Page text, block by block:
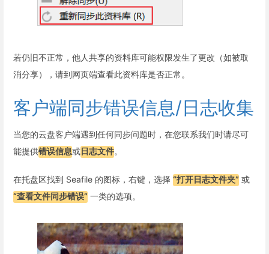
若仍旧不正常，他人共享的资料库可能权限发生了更改（如被取
消分享），请到网页端查看此资料库是否正常。
客户端同步错误信息/日志收集
当您的云盘客户端遇到任何同步问题时，在您联系我们时请尽可
能提供错误信息或日志文件。
在托盘区找到 Seafile 的图标，右键，选择 “打开日志文件夹” 或
“查看文件同步错误” 一类的选项。